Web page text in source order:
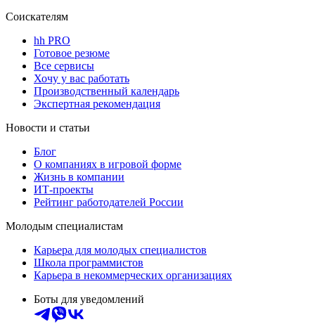
Соискателям
hh PRO
Готовое резюме
Все сервисы
Хочу у вас работать
Производственный календарь
Экспертная рекомендация
Новости и статьи
Блог
О компаниях в игровой форме
Жизнь в компании
ИТ-проекты
Рейтинг работодателей России
Молодым специалистам
Карьера для молодых специалистов
Школа программистов
Карьера в некоммерческих организациях
Боты для уведомлений